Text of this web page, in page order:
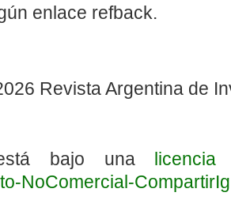
enlace refback.
Revista Argentina de
bajo una
NoComercial-